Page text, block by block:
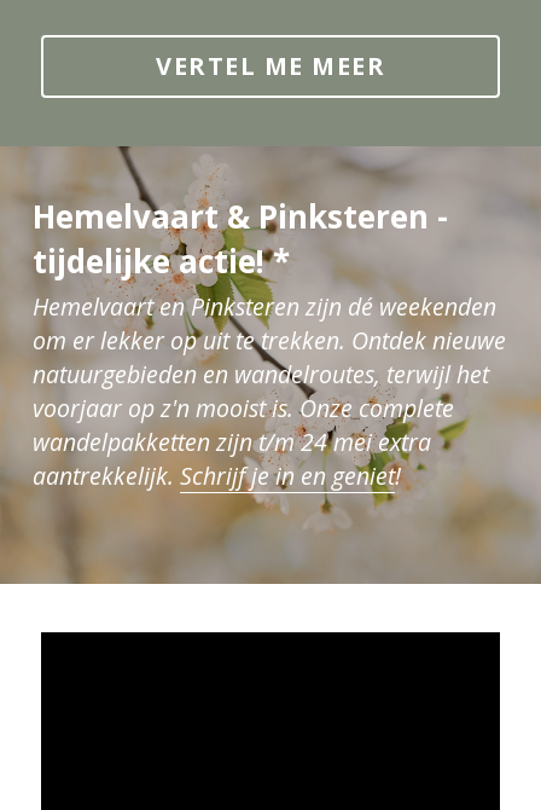
VERTEL ME MEER
Hemelvaart & Pinksteren -
tijdelijke actie! *
Hemelvaart en Pinksteren zijn dé weekenden
om er lekker op uit te trekken. Ontdek nieuwe
natuurgebieden en wandelroutes, terwijl het
voorjaar op z'n mooist is. Onze complete
wandelpakketten zijn t/m 24 mei extra
aantrekkelijk. Schrijf je in en geniet!